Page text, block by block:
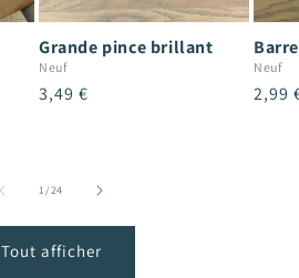
Grande pince brillant
Neuf
Prix
3,49 €
Neuf
Prix
2,99
1/de
24
Tout afficher